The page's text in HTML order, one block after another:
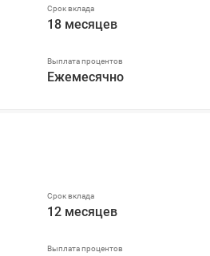
18 месяцев
Ежемесячно
12 месяцев